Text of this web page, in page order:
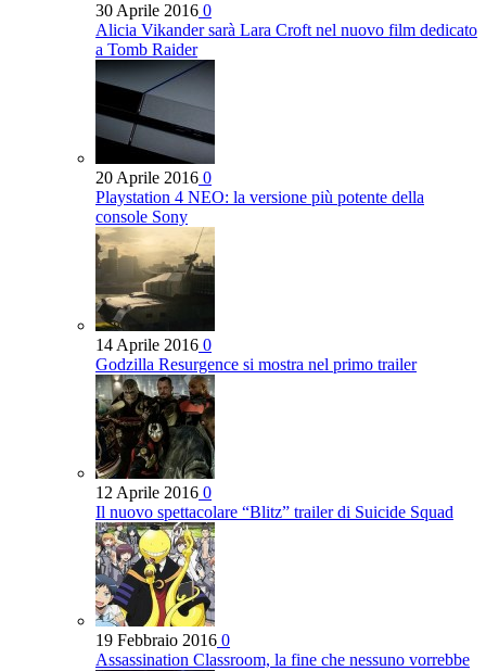
30 Aprile 2016 0
Alicia Vikander sarà Lara Croft nel nuovo film dedicato
a Tomb Raider
20 Aprile 2016 0
Playstation 4 NEO: la versione più potente della
console Sony
14 Aprile 2016 0
Godzilla Resurgence si mostra nel primo trailer
12 Aprile 2016 0
Il nuovo spettacolare “Blitz” trailer di Suicide Squad
19 Febbraio 2016 0
Assassination Classroom, la fine che nessuno vorrebbe